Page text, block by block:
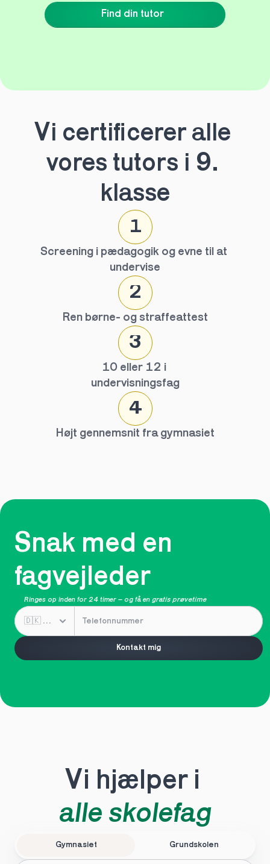
Find din tutor
Vi certificerer alle
vores tutors i 9.
klasse
1
Screening i pædagogik og evne til at
undervise
2
Ren børne- og straffeattest
3
10 eller 12 i
undervisningsfag
4
Højt gennemsnit fra gymnasiet
Snak med en
fagvejleder
Ringes op inden for 24 timer – og få en gratis prøvetime
Kontakt mig
Vi hjælper i
alle skolefag
Gymnasiet Grundskolen